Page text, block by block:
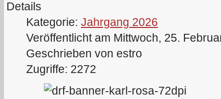
Details
Kategorie: Jahrgang 2026
Veröffentlicht am Mittwoch, 25.
Geschrieben von estro
Zugriffe: 2272